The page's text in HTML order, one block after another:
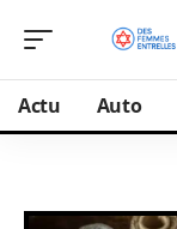
Actu Auto